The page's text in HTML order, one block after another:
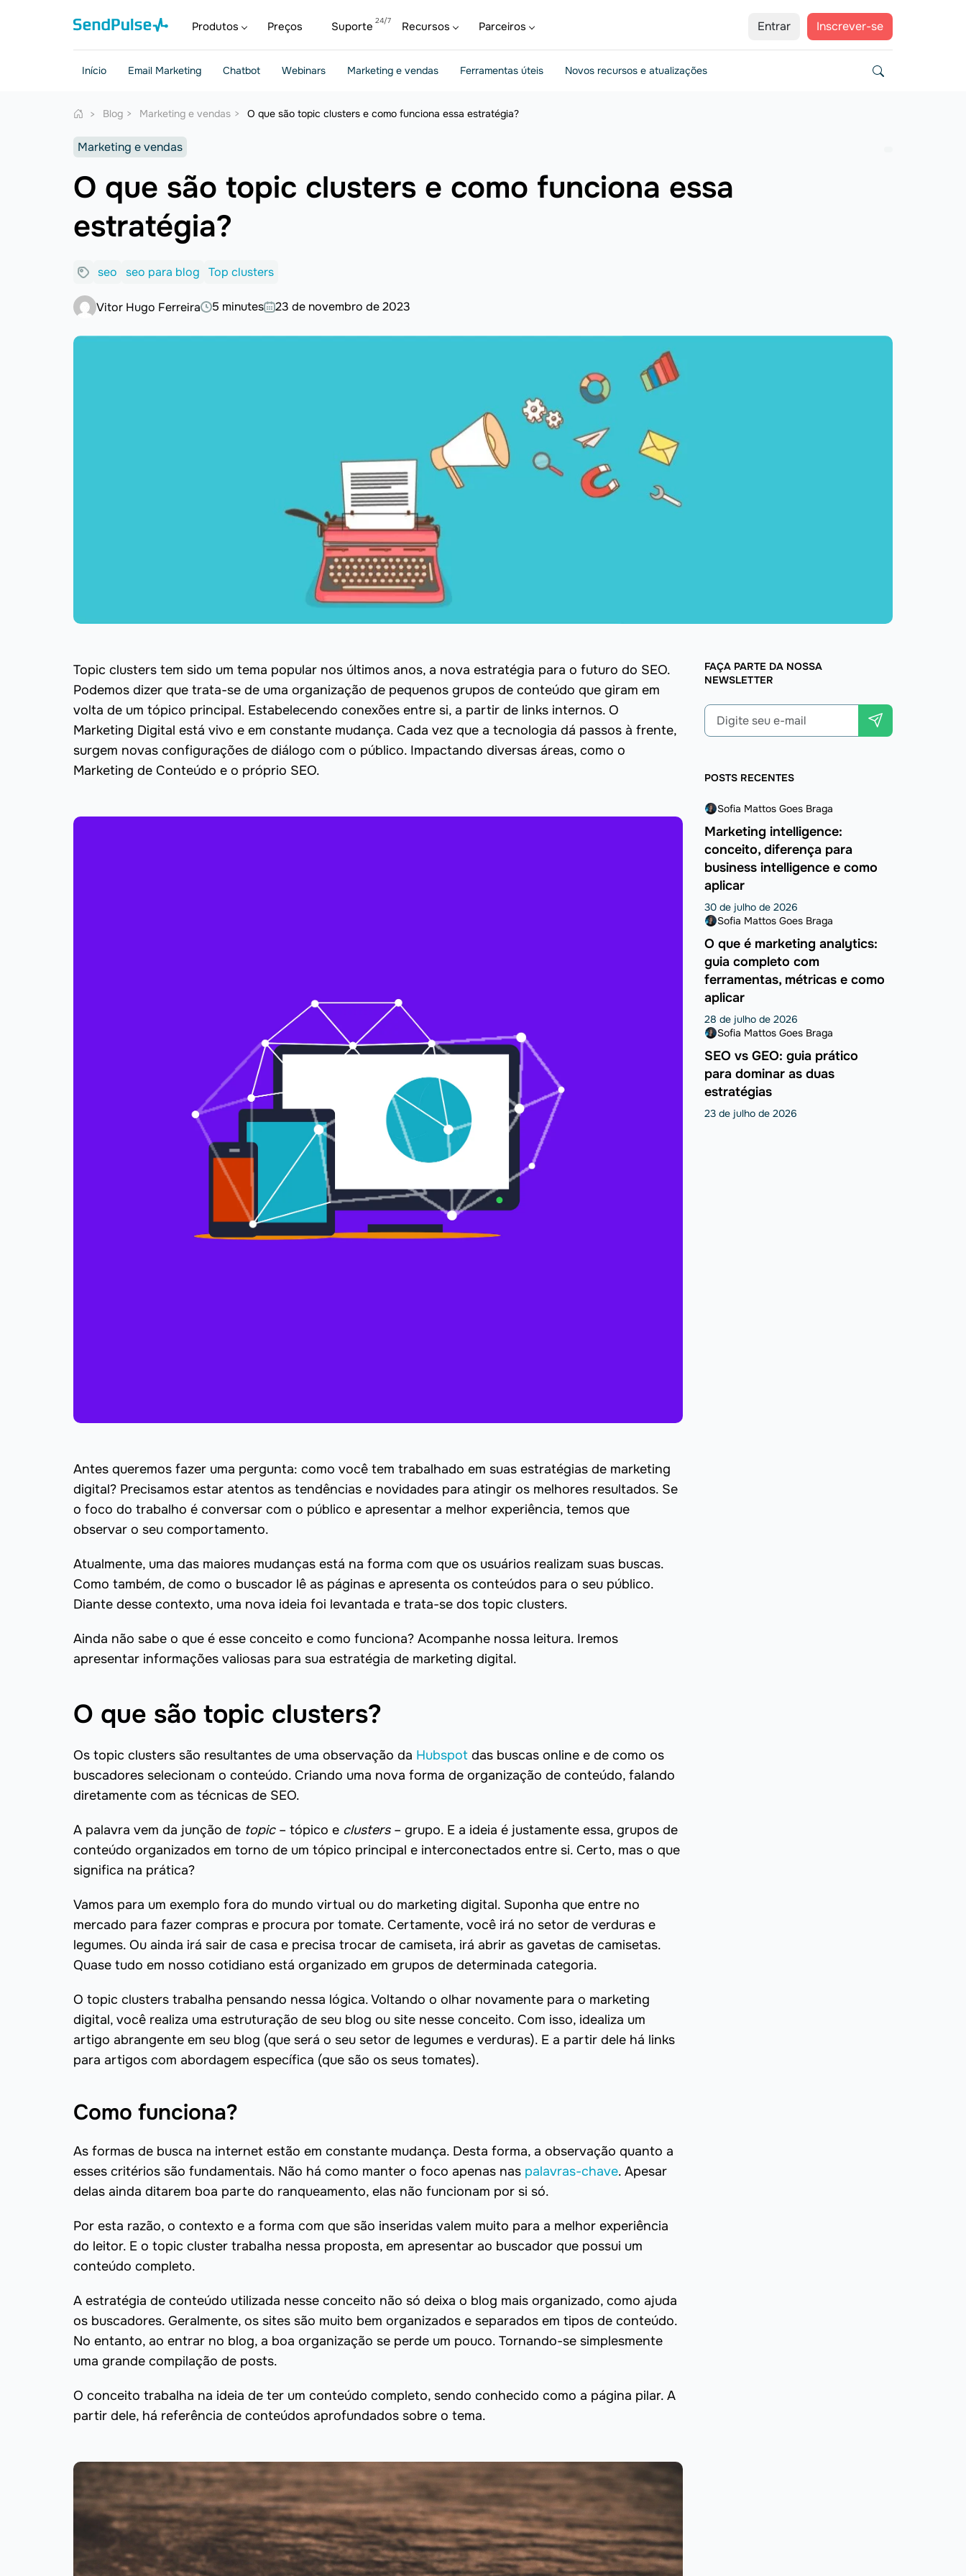
Entrar Inscrever-se
Produtos Preços Suporte Recursos Parceiros
Início Email Marketing Chatbot Webinars Marketing e vendas Ferramentas úteis Novos recursos e atualizações
Blog Marketing e vendas O que são topic clusters e como funciona essa estratégia?
Marketing e vendas
O que são topic clusters e como funciona essa
estratégia?
seo seo para blog Top clusters
Vitor Hugo Ferreira 5 minutes 23 de novembro de 2023
Topic clusters tem sido um tema popular nos últimos anos, a nova estratégia para o futuro do SEO.
Podemos dizer que trata-se de uma organização de pequenos grupos de conteúdo que giram em
volta de um tópico principal. Estabelecendo conexões entre si, a partir de links internos. O
Marketing Digital está vivo e em constante mudança. Cada vez que a tecnologia dá passos à frente,
surgem novas configurações de diálogo com o público. Impactando diversas áreas, como o
Marketing de Conteúdo e o próprio SEO.
Antes queremos fazer uma pergunta: como você tem trabalhado em suas estratégias de marketing
digital? Precisamos estar atentos as tendências e novidades para atingir os melhores resultados. Se
o foco do trabalho é conversar com o público e apresentar a melhor experiência, temos que
observar o seu comportamento.
Atualmente, uma das maiores mudanças está na forma com que os usuários realizam suas buscas.
Como também, de como o buscador lê as páginas e apresenta os conteúdos para o seu público.
Diante desse contexto, uma nova ideia foi levantada e trata-se dos topic clusters.
Ainda não sabe o que é esse conceito e como funciona? Acompanhe nossa leitura. Iremos
apresentar informações valiosas para sua estratégia de marketing digital.
O que são topic clusters?
Os topic clusters são resultantes de uma observação da Hubspot das buscas online e de como os
buscadores selecionam o conteúdo. Criando uma nova forma de organização de conteúdo, falando
diretamente com as técnicas de SEO.
A palavra vem da junção de topic– tópico e clusters– grupo. E a ideia é justamente essa, grupos de
conteúdo organizados em torno de um tópico principal e interconectados entre si. Certo, mas o que
significa na prática?
Vamos para um exemplo fora do mundo virtual ou do marketing digital. Suponha que entre no
mercado para fazer compras e procura por tomate. Certamente, você irá no setor de verduras e
legumes. Ou ainda irá sair de casa e precisa trocar de camiseta, irá abrir as gavetas de camisetas.
Quase tudo em nosso cotidiano está organizado em grupos de determinada categoria.
O topic clusters trabalha pensando nessa lógica. Voltando o olhar novamente para o marketing
digital, você realiza uma estruturação de seu blog ou site nesse conceito. Com isso, idealiza um
artigo abrangente em seu blog (que será o seu setor de legumes e verduras). E a partir dele há links
para artigos com abordagem específica (que são os seus tomates).
Como funciona?
As formas de busca na internet estão em constante mudança. Desta forma, a observação quanto a
esses critérios são fundamentais. Não há como manter o foco apenas nas palavras-chave. Apesar
delas ainda ditarem boa parte do ranqueamento, elas não funcionam por si só.
Por esta razão, o contexto e a forma com que são inseridas valem muito para a melhor experiência
do leitor. E o topic cluster trabalha nessa proposta, em apresentar ao buscador que possui um
conteúdo completo.
A estratégia de conteúdo utilizada nesse conceito não só deixa o blog mais organizado, como ajuda
os buscadores. Geralmente, os sites são muito bem organizados e separados em tipos de conteúdo.
No entanto, ao entrar no blog, a boa organização se perde um pouco. Tornando-se simplesmente
uma grande compilação de posts.
O conceito trabalha na ideia de ter um conteúdo completo, sendo conhecido como a página pilar. A
partir dele, há referência de conteúdos aprofundados sobre o tema.
FAÇA PARTE DA NOSSA
NEWSLETTER
POSTS RECENTES
Sofia Mattos Goes Braga
Marketing intelligence:
conceito, diferença para
business intelligence e como
aplicar
30 de julho de 2026
Sofia Mattos Goes Braga
O que é marketing analytics:
guia completo com
ferramentas, métricas e como
aplicar
28 de julho de 2026
Sofia Mattos Goes Braga
SEO vs GEO: guia prático
para dominar as duas
estratégias
23 de julho de 2026